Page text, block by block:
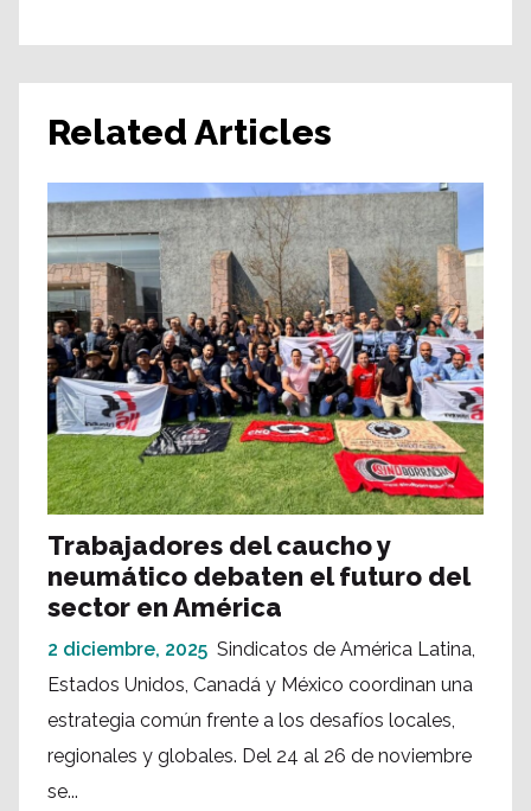
Related Articles
Trabajadores del caucho y
neumático debaten el futuro del
sector en América
2 diciembre, 2025 Sindicatos de América Latina,
Estados Unidos, Canadá y México coordinan una
estrategia común frente a los desafíos locales,
regionales y globales. Del 24 al 26 de noviembre
se...